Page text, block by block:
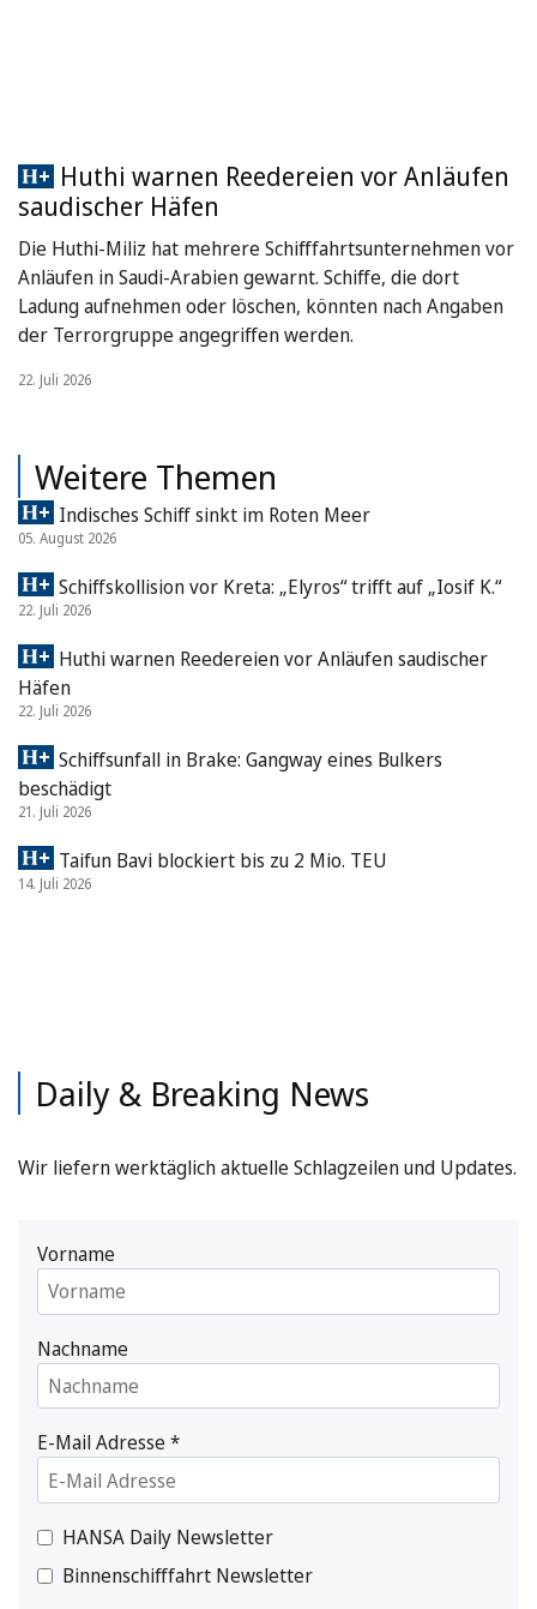
Huthi warnen Reedereien vor Anläufen
saudischer Häfen
Die Huthi-Miliz hat mehrere Schifffahrtsunternehmen vor
Anläufen in Saudi-Arabien gewarnt. Schiffe, die dort
Ladung aufnehmen oder löschen, könnten nach Angaben
der Terrorgruppe angegriffen werden.
22. Juli 2026
Weitere Themen
Indisches Schiff sinkt im Roten Meer
05. August 2026
Schiffskollision vor Kreta: „Elyros“ trifft auf „Iosif K.“
22. Juli 2026
Huthi warnen Reedereien vor Anläufen saudischer
Häfen
22. Juli 2026
Schiffsunfall in Brake: Gangway eines Bulkers
beschädigt
21. Juli 2026
Taifun Bavi blockiert bis zu 2 Mio. TEU
14. Juli 2026
Daily & Breaking News
Wir liefern werktäglich aktuelle Schlagzeilen und Updates.
Vorname
Nachname
E-Mail Adresse*
HANSA Daily Newsletter
Binnenschifffahrt Newsletter